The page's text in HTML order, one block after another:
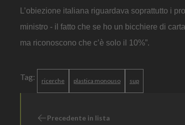
L’obiezione italiana riguardava soprattutto i
ministro - il fatto che se ho un bicchiere di
ma riconoscono che c’è solo il 10%”.
Tag: ricerche plastica monouso sup
Precedente in lista